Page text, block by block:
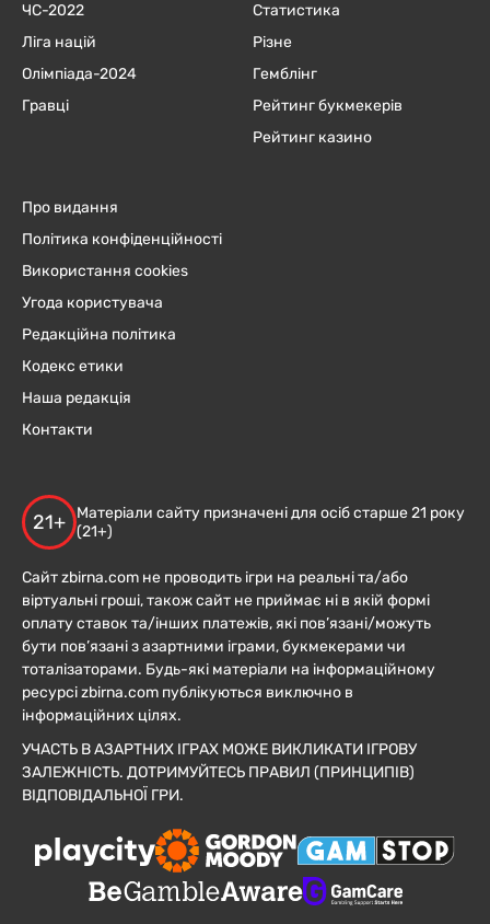
ЧC-2022
Ліга націй
Олімпіада-2024
Гравці
Статистика
Різне
Гемблінг
Рейтинг букмекерів
Рейтинг казино
Про видання
Політика конфіденційності
Використання cookies
Угода користувача
Редакційна політика
Кодекс етики
Наша редакція
Контакти
21+
Матеріали сайту призначені для осіб старше 21 року
(21+)
Сайт zbirna.com не проводить ігри на реальні та/або
віртуальні гроші, також сайт не приймає ні в якій формі
оплату ставок та/інших платежів, які пов’язані/можуть
бути пов’язані з азартними іграми, букмекерами чи
тоталізаторами. Будь-які матеріали на інформаційному
ресурсі zbirna.com публікуються виключно в
інформаційних цілях.
УЧАСТЬ В АЗАРТНИХ ІГРАХ МОЖЕ ВИКЛИКАТИ ІГРОВУ
ЗАЛЕЖНІСТЬ. ДОТРИМУЙТЕСЬ ПРАВИЛ (ПРИНЦИПІВ)
ВІДПОВІДАЛЬНОЇ ГРИ.